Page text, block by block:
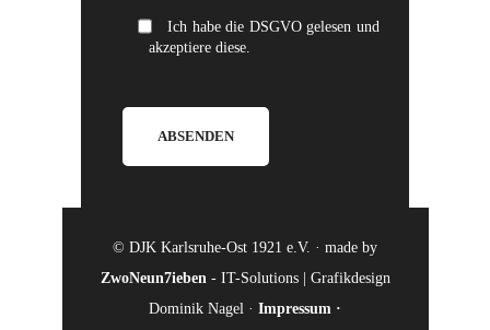
Ich habe die DSGVO gelesen und
akzeptiere diese.
© DJK Karlsruhe-Ost 1921 e.V. · made by
ZwoNeun7ieben- IT-Solutions | Grafikdesign
Dominik Nagel · Impressum ·